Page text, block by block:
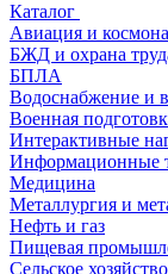
Каталог
Авиация и
БЖД и охрана
БПЛА
Водоснабжение и
Военная
Интерактивные
Информационные
Медицина
Металлургия и
Нефть и газ
Пищевая
Сельское